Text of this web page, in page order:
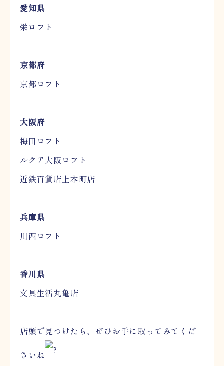
愛知県
栄ロフト
京都府
京都ロフト
大阪府
梅田ロフト
ルクア大阪ロフト
近鉄百貨店上本町店
兵庫県
川西ロフト
香川県
文具生活丸亀店
店頭で見つけたら、ぜひお手に取ってみてくだ
さいね